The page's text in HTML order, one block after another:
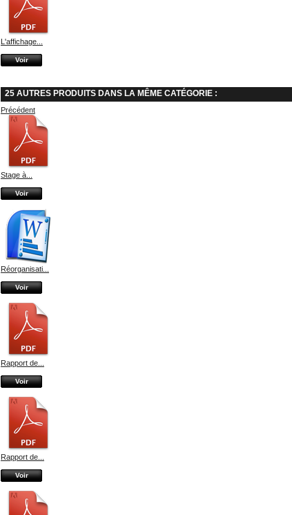
L'affichage...
Voir
25 AUTRES PRODUITS DANS LA MÊME CATÉGORIE :
Précédent
Stage à...
Voir
Réorganisati...
Voir
Rapport de...
Voir
Rapport de...
Voir